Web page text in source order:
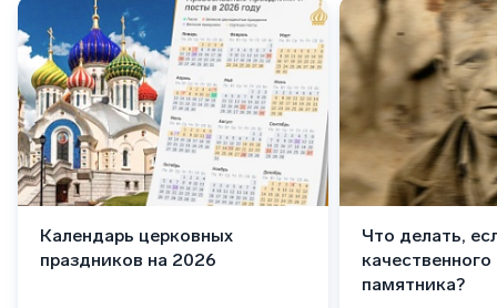
Календарь церковных
праздников на 2026
Что делать,
памятника?